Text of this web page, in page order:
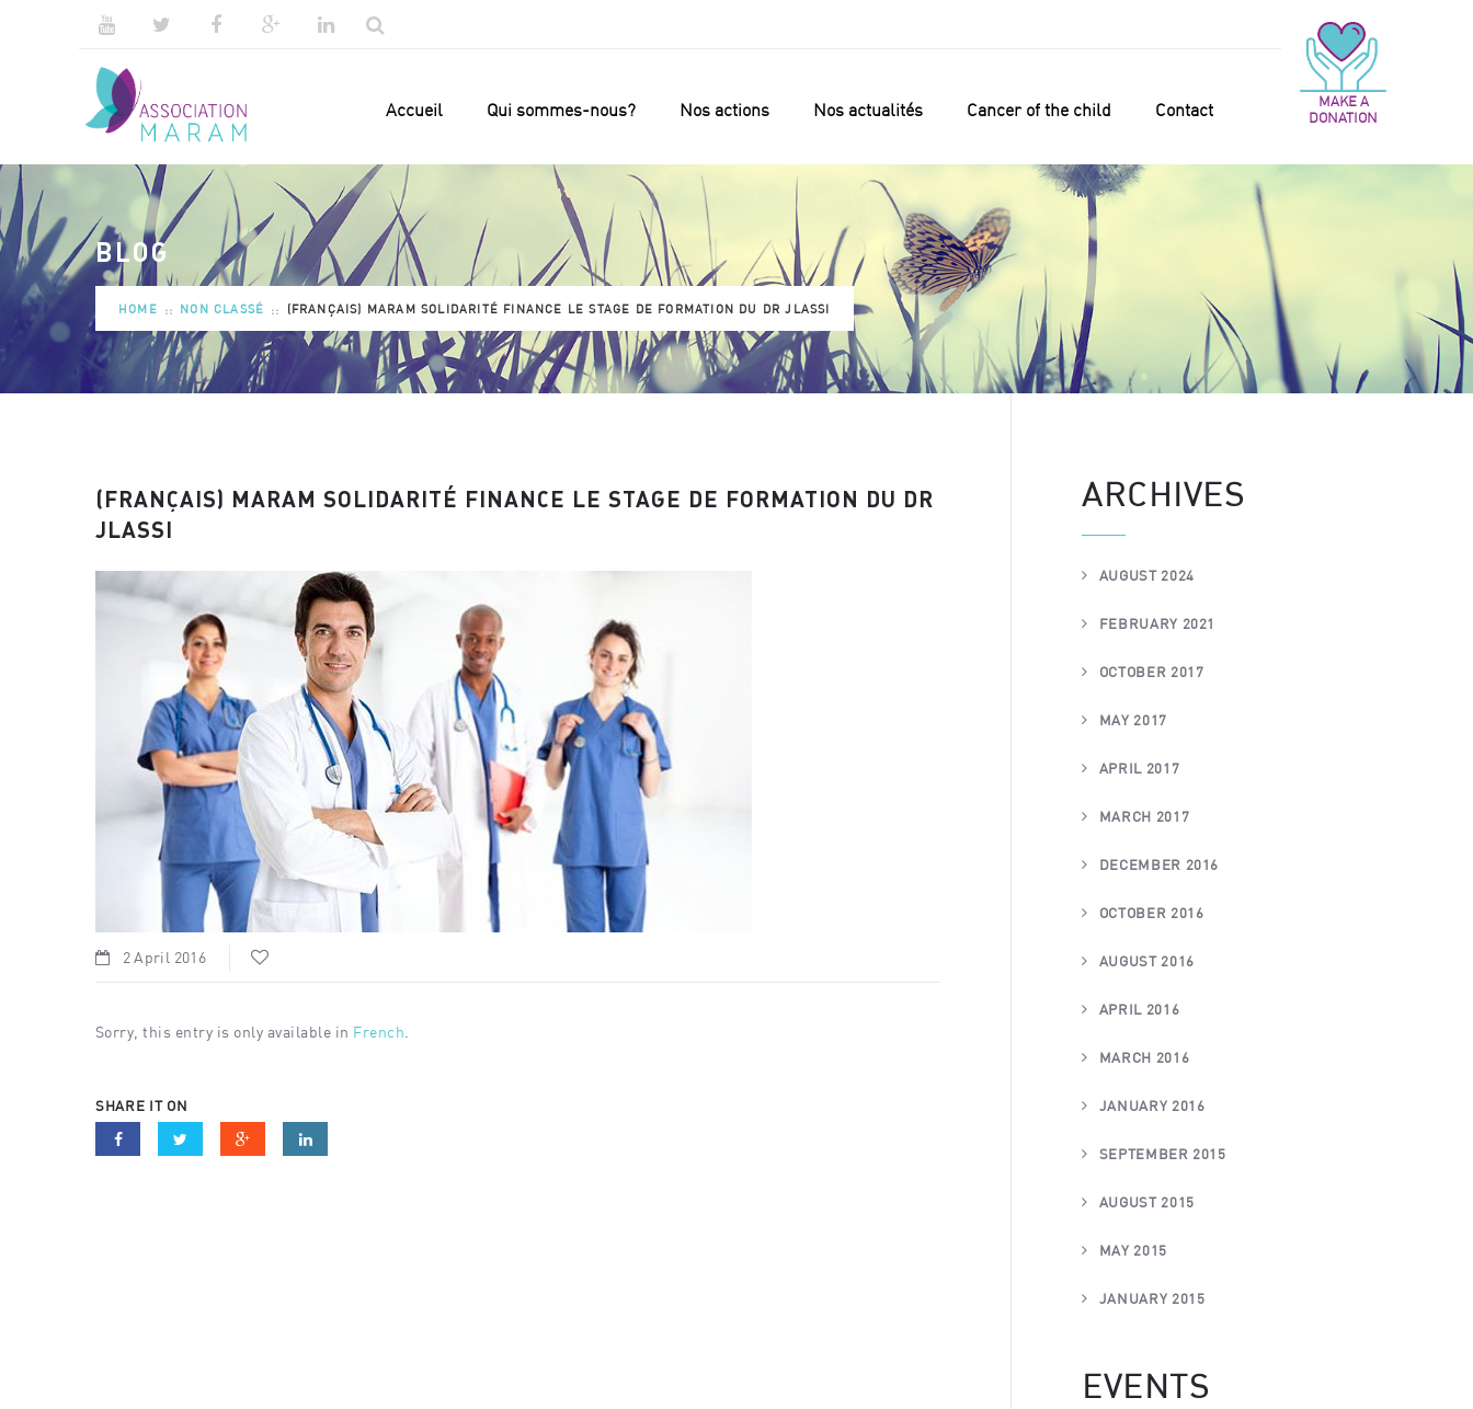
Accueil Qui sommes-nous? Nos actions Nos actualités Cancer of the child Contact
MAKE A
DONATION
BLOG
HOME NON CLASSÉ (FRANÇAIS) MARAM SOLIDARITÉ FINANCE LE STAGE DE FORMATION DU DR JLASSI
(FRANÇAIS) MARAM SOLIDARITÉ FINANCE LE STAGE DE FORMATION DU DR
JLASSI
2 April 2016
Sorry, this entry is only available in French
SHARE IT ON
ARCHIVES
AUGUST 2024
FEBRUARY 2021
OCTOBER 2017
MAY 2017
APRIL 2017
MARCH 2017
DECEMBER 2016
OCTOBER 2016
AUGUST 2016
APRIL 2016
MARCH 2016
JANUARY 2016
SEPTEMBER 2015
AUGUST 2015
MAY 2015
JANUARY 2015
EVENTS